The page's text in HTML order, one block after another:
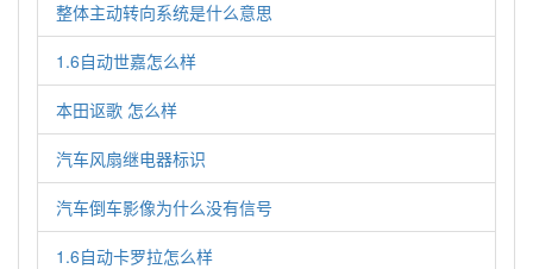
整体主动转向系统是什么意思
1.6自动世嘉怎么样
本田讴歌 怎么样
汽车风扇继电器标识
汽车倒车影像为什么没有信号
1.6自动卡罗拉怎么样